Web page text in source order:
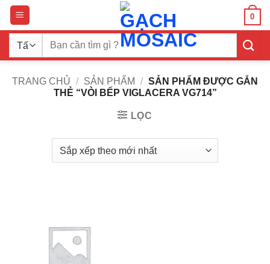
Bỏ
qua
nội
dung
0
Tìm
TRANG CHỦ / SẢN PHẨM / SẢN PHẨM ĐƯỢC GẮN
THẺ “VÒI BẾP VIGLACERA VG714”
LỌC